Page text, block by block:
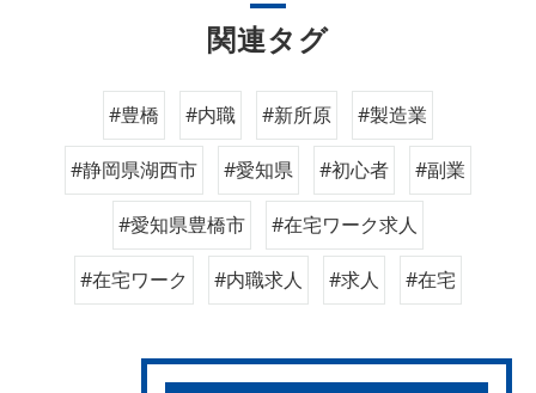
関連タグ
#豊橋 #内職 #新所原 #製造業
#静岡県湖西市 #愛知県 #初心者 #副業
#愛知県豊橋市 #在宅ワーク求人
#在宅ワーク #内職求人 #求人 #在宅